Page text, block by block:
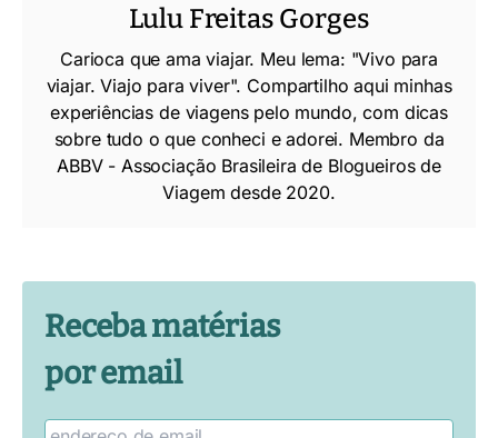
Lulu Freitas Gorges
Carioca que ama viajar. Meu lema: "Vivo para
viajar. Viajo para viver". Compartilho aqui minhas
experiências de viagens pelo mundo, com dicas
sobre tudo o que conheci e adorei. Membro da
ABBV - Associação Brasileira de Blogueiros de
Viagem desde 2020.
Receba matérias
por email